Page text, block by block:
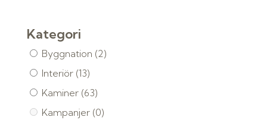
Kategori
Byggnation (2)
Interiör (13)
Kaminer (63)
Kampanjer (0)